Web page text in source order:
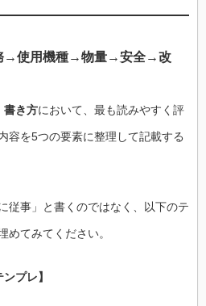
→使用機種→物量→安全→改
書き方において、最も読みやすく評
容を5つの要素に整理して記載する
従事」と書くのではなく、以下のテ
めてみてください。
プレ】